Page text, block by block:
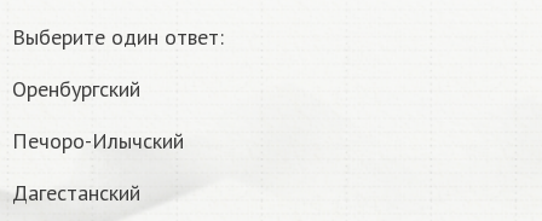
Выберите один ответ:
Оренбургский
Печоро-Илычский
Дагестанский